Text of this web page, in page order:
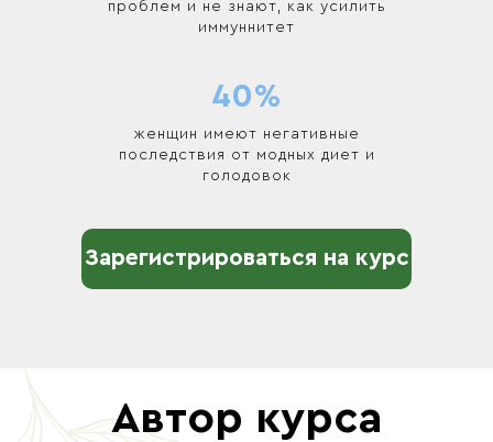
40%
проблем и не знают, как усилить
иммуннитет
женщин имеют негативные
последствия от модных диет и
голодовок
Зарегистрироваться на курс
Автор курса